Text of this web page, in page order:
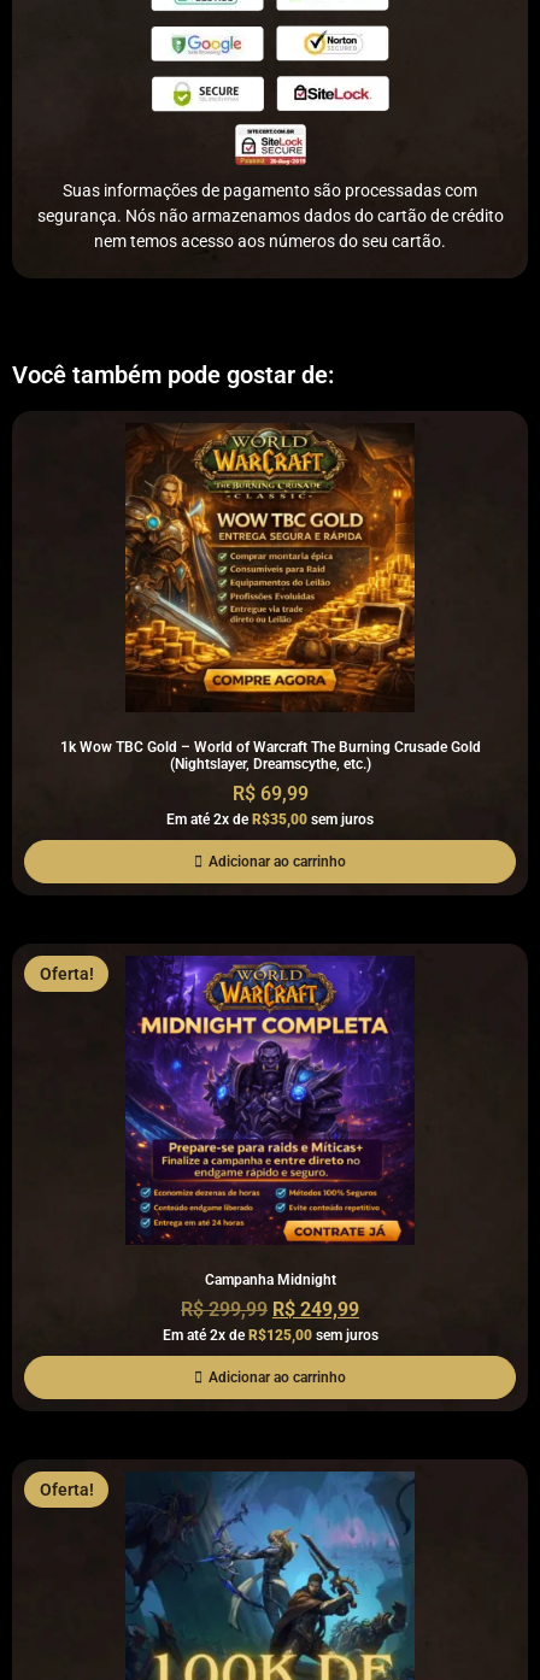
Suas informações de pagamento são processadas com
segurança. Nós não armazenamos dados do cartão de crédito
nem temos acesso aos números do seu cartão.
Você também pode gostar de:
1k Wow TBC Gold – World of Warcraft The Burning Crusade Gold
(Nightslayer, Dreamscythe, etc.)
R$69,99
Em até 2x deR$35,00 sem juros
Adicionar ao carrinho
Oferta!
Campanha Midnight
R$299,99 R$ 249,99
Em até 2x deR$125,00sem juros
Adicionar ao carrinho
Oferta!